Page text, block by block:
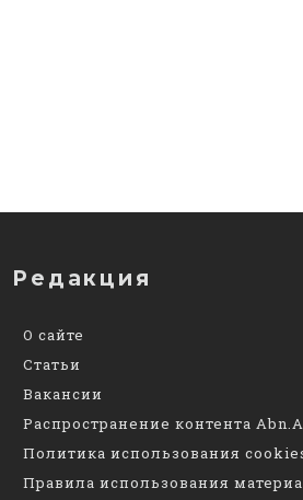
Редакция
О сайте
Статьи
Вакансии
Распространение контента
Политика использования
Правила использования